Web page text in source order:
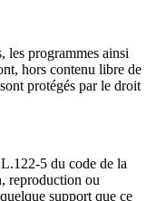
les programmes ainsi
hors contenu libre de
protégés par le droit
5 du code de la
reproduction ou
support que ce